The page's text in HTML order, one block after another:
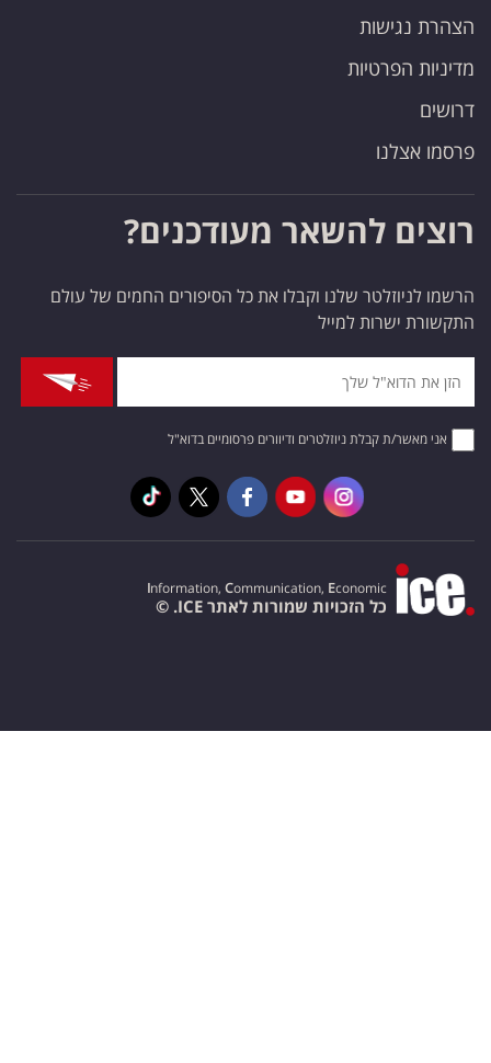
הצהרת נגישות
מדיניות הפרטיות
דרושים
פרסמו אצלנו
רוצים להשאר מעודכנים?
הרשמו לניוזלטר שלנו וקבלו את כל הסיפורים החמים של עולם
התקשורת ישרות למייל
אני מאשר/ת קבלת ניוזלטרים ודיוורים פרסומיים בדוא"ל
Information, Communication, Economic
כל הזכויות שמורות לאתר ICE. ©